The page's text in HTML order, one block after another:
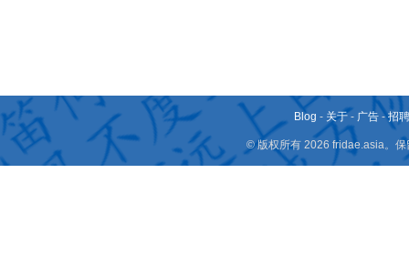
Blog - 关于 - 广告 -招
© 版权所有 2026 fridae.asia。